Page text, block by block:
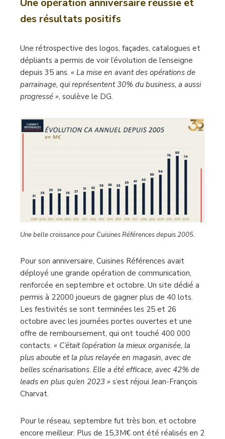
des résultats positifs
Une rétrospective des logos, façades, catalogues et
dépliants a permis de voir l’évolution de l’enseigne
depuis 35 ans. « La mise en avant des opérations de
parrainage, qui représentent 30% du business, a aussi
progressé », soulève le DG.
Une belle croissance pour Cuisines Références depuis 2005.
Pour son anniversaire, Cuisines Références avait
déployé une grande opération de communication,
renforcée en septembre et octobre. Un site dédié a
permis à 22000 joueurs de gagner plus de 40 lots.
Les festivités se sont terminées les 25 et 26
octobre avec les journées portes ouvertes et une
offre de remboursement, qui ont touché 400 000
contacts. « C’était l’opération la mieux organisée, la
plus aboutie et la plus relayée en magasin, avec de
belles scénarisations. Elle a été efficace, avec 42% de
leads en plus qu’en 2023 » s’est réjoui Jean-François
Charvat.
Pour le réseau, septembre fut très bon, et octobre
encore meilleur. Plus de 15,3M€ ont été réalisés en 2